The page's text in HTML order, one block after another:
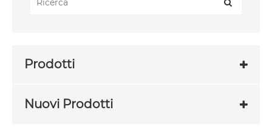
Prodotti
Nuovi Prodotti